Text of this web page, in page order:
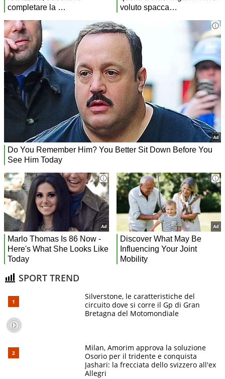
SPORT TREND
Silverstone, le caratteristiche del
circuito dove si corre il Gp di Gran
Bretagna del Motomondiale
Milan, Amorim approva la soluzione
Osorio per il tridente e conquista
Jashari: la frecciata dello svizzero all'ex
Allegri